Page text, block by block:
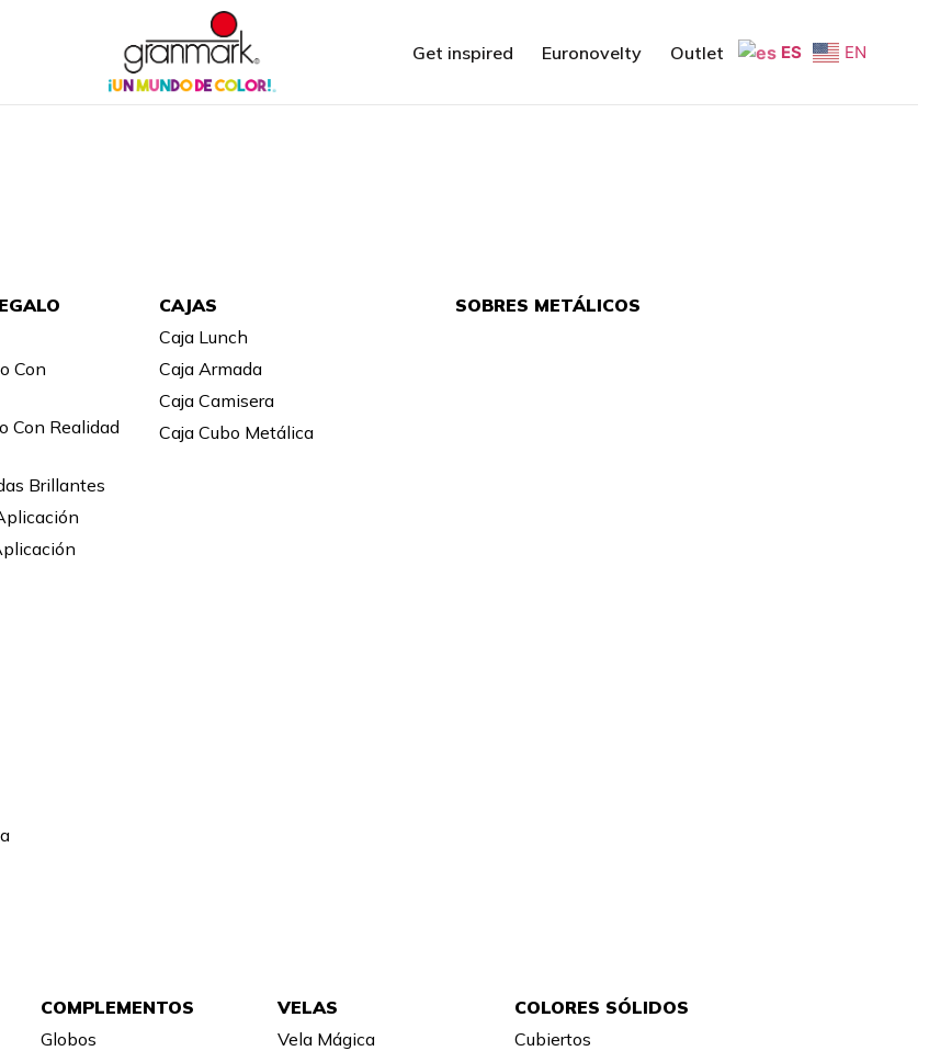
Get inspired Euronovelty Outlet ES EN
Con
Con Realidad
Brillantes
CAJAS
Caja Lunch
Caja Armada
Caja Camisera
Caja Cubo Metálica
SOBRES METÁLICOS
COMPLEMENTOS
Globos
VELAS
Vela Mágica
COLORES SÓLIDOS
Cubiertos